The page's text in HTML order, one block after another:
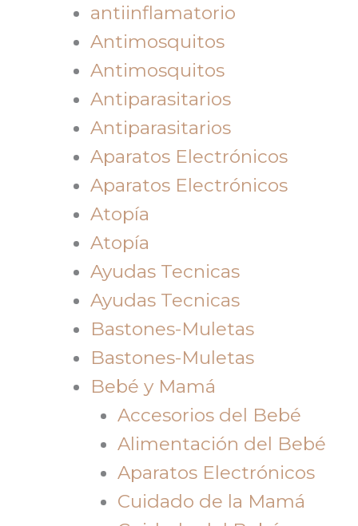
antiinflamatorio
Antimosquitos
Antimosquitos
Antiparasitarios
Antiparasitarios
Aparatos Electrónicos
Aparatos Electrónicos
Atopía
Atopía
Ayudas Tecnicas
Ayudas Tecnicas
Bastones-Muletas
Bastones-Muletas
Bebé y Mamá
Accesorios del Bebé
Alimentación del Bebé
Aparatos Electrónicos
Cuidado de la Mamá